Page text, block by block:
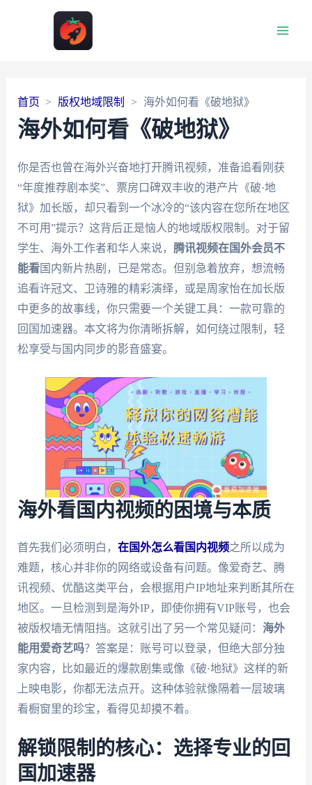
首页 版权地域限制 海外如何看《破地狱》
海外如何看《破地狱》
你是否也曾在海外兴奋地打开腾讯视频，准备追看刚获
“年度推荐剧本奖”、票房口碑双丰收的港产片《破·地
狱》加长版，却只看到一个冰冷的“该内容在您所在地区
不可用”提示？这背后正是恼人的地域版权限制。对于留
学生、海外工作者和华人来说， 腾讯视频在国外会员不
能看国内新片热剧，已是常态。但别急着放弃，想流畅
追看许冠文、卫诗雅的精彩演绎，或是周家怡在加长版
中更多的故事线，你只需要一个关键工具：一款可靠的
回国加速器。本文将为你清晰拆解，如何绕过限制，轻
松享受与国内同步的影音盛宴。
海外看国内视频的困境与本质
首先我们必须明白， 在国外怎么看国内视频之所以成为
难题，核心并非你的网络或设备有问题。像爱奇艺、腾
讯视频、优酷这类平台，会根据用户IP地址来判断其所在
地区。一旦检测到是海外IP，即使你拥有VIP账号，也会
被版权墙无情阻挡。这就引出了另一个常见疑问： 海外
能用爱奇艺吗？答案是：账号可以登录，但绝大部分独
家内容，比如最近的爆款剧集或像《破·地狱》这样的新
上映电影，你都无法点开。这种体验就像隔着一层玻璃
看橱窗里的珍宝，看得见却摸不着。
解锁限制的核心：选择专业的回
国加速器